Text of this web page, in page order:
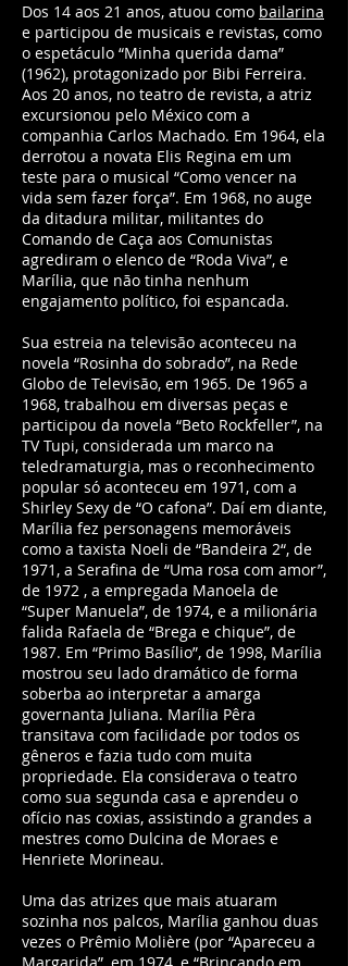
Dos 14 aos 21 anos, atuou como bailarina
e participou de musicais e revistas, como
o espetáculo “Minha querida dama”
(1962), protagonizado por Bibi Ferreira.
Aos 20 anos, no teatro de revista, a atriz
excursionou pelo México com a
companhia Carlos Machado. Em 1964, ela
derrotou a novata Elis Regina em um
teste para o musical “Como vencer na
vida sem fazer força”. Em 1968, no auge
da ditadura militar, militantes do
Comando de Caça aos Comunistas
agrediram o elenco de “Roda Viva”, e
Marília, que não tinha nenhum
engajamento político, foi espancada.
Sua estreia na televisão aconteceu na
novela “Rosinha do sobrado”, na Rede
Globo de Televisão, em 1965. De 1965 a
1968, trabalhou em diversas peças e
participou da novela “Beto Rockfeller”, na
TV Tupi, considerada um marco na
teledramaturgia, mas o reconhecimento
popular só aconteceu em 1971, com a
Shirley Sexy de “O cafona”. Daí em diante,
Marília fez personagens memoráveis
como a taxista Noeli de “Bandeira 2“, de
1971, a Serafina de “Uma rosa com amor”,
de 1972 , a empregada Manoela de
“Super Manuela”, de 1974, e a milionária
falida Rafaela de “Brega e chique”, de
1987. Em “Primo Basílio”, de 1998, Marília
mostrou seu lado dramático de forma
soberba ao interpretar a amarga
governanta Juliana. Marília Pêra
transitava com facilidade por todos os
gêneros e fazia tudo com muita
propriedade. Ela considerava o teatro
como sua segunda casa e aprendeu o
ofício nas coxias, assistindo a grandes a
mestres como Dulcina de Moraes e
Henriete Morineau.
Uma das atrizes que mais atuaram
sozinha nos palcos, Marília ganhou duas
vezes o Prêmio Molière (por “Apareceu a